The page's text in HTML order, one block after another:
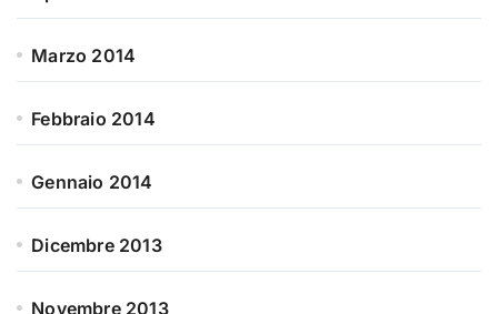
Marzo 2014
Febbraio 2014
Gennaio 2014
Dicembre 2013
Novembre 2013